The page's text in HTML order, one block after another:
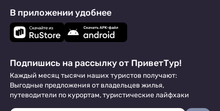
В приложении удобнее
Подпишись на рассылку от ПриветТур!
Каждый месяц тысячи наших туристов получают:
Выгодные предложения от владельцев жилья,
путеводители по курортам, туристические лайфхаки